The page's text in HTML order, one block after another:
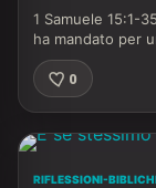
1 Samuele 15:1-
ha mandato per
0
RIFLESSIONI-